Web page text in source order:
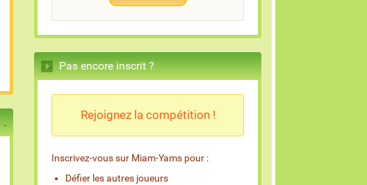
Pas encore inscrit ?
Rejoignez la compétition !
Inscrivez-vous sur Miam-Yams pour :
Défier les autres joueurs